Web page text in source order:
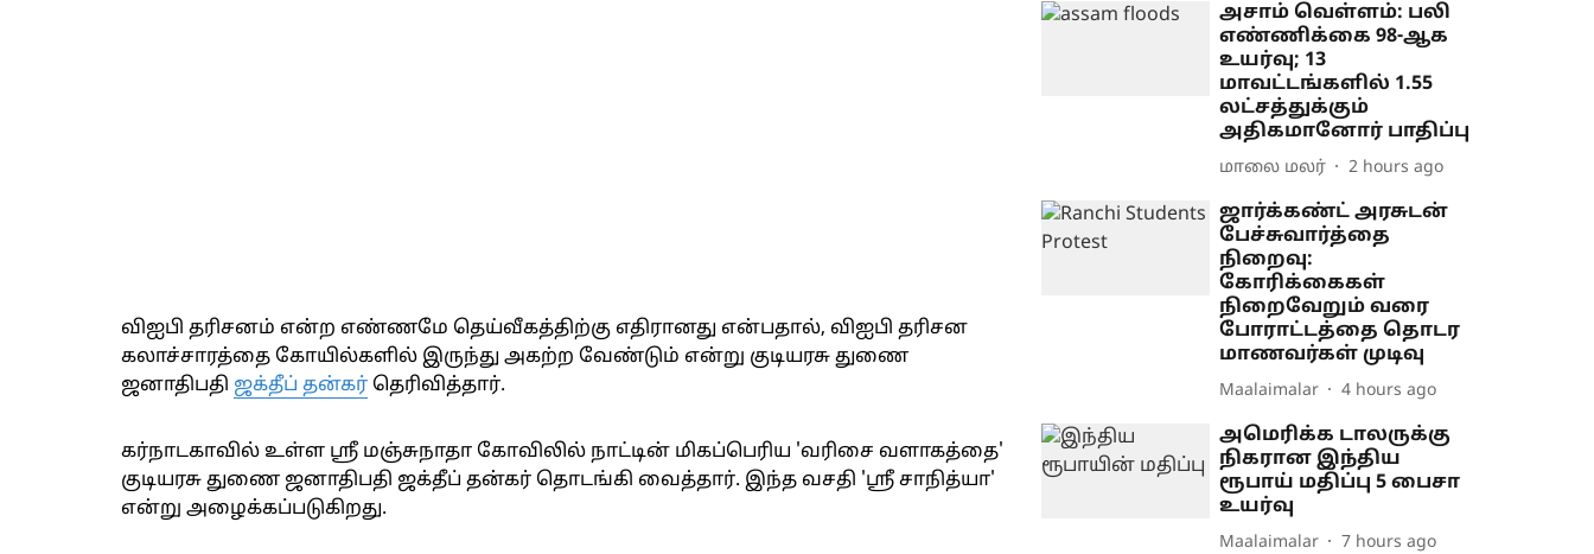
விஐபி தரிசனம் என்ற எண்ணமே தெய்வீகத்திற்கு எதிரானது என்பதால், விஐபி தரிசன
கலாச்சாரத்தை கோயில்களில் இருந்து அகற்ற வேண்டும் என்று குடியரசு துணை
ஜனாதிபதி ஜக்தீப் தன்கர் தெரிவித்தார்.
கர்நாடகாவில் உள்ள ஸ்ரீ மஞ்சுநாதா கோவிலில் நாட்டின் மிகப்பெரிய 'வரிசை வளாகத்தை'
குடியரசு துணை ஜனாதிபதி ஜக்தீப் தன்கர் தொடங்கி வைத்தார். இந்த வசதி 'ஸ்ரீ சாநித்யா'
என்று அழைக்கப்படுகிறது.
அசாம் வெள்ளம்: பலி
எண்ணிக்கை 98-ஆக
உயர்வு; 13
மாவட்டங்களில் 1.55
லட்சத்துக்கும்
அதிகமானோர் பாதிப்பு
மாலை மலர் 2 hours ago
ஜார்க்கண்ட் அரசுடன்
பேச்சுவார்த்தை
நிறைவு:
கோரிக்கைகள்
நிறைவேறும் வரை
போராட்டத்தை தொடர
மாணவர்கள் முடிவு
Maalaimalar 4 hours ago
அமெரிக்க டாலருக்கு
நிகரான இந்திய
ரூபாய் மதிப்பு 5 பைசா
உயர்வு
Maalaimalar 7 hours ago